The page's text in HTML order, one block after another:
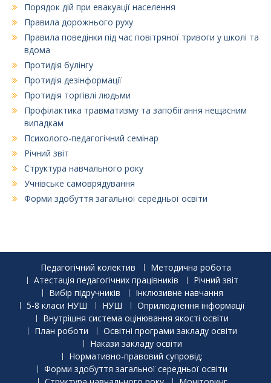
Порядок дій при евакуації населення
Правила дорожнього руху
Правила поведінки під час повітряної тривоги у школі та
вдома
Протидія булінгу
Протидія дезінформації
Протидія торгівлі людьми
Профілактика травматизму та запобігання нещасним
випадкам
Психолого-педагогічний семінар
Річний звіт
Структура навчального року
Учнівське самоврядування
Форми здобуття загальної середньої освіти
Педагогічний колектив
Методична робота
Атестація педагогічних працівників
Річний звіт
Вибір підручників
Інклюзивне навчання
5-8 класи НУШ
НУШ
Оприлюднення інформації
Внутрішня система оцінювання якості освіти
План роботи
Освітні програми закладу освіти
Накази закладу освіти
Нормативно-правовий супровід:
Форми здобуття загальної середньої освіти